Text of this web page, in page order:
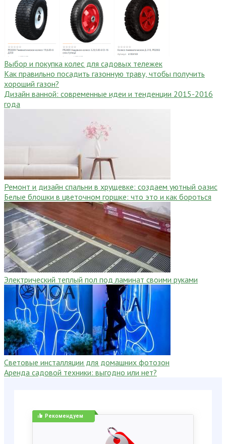
Выбор и покупка колес для садовых тележек
Как правильно посадить газонную траву, чтобы получить
хороший газон?
Дизайн ванной: современные идеи и тенденции 2015-2016
года
Ремонт и дизайн спальни в хрущевке: создаем уютный оазис
Белые блошки в цветочном горшке: что это и как бороться
Электрический теплый пол под ламинат своими руками
Световые инсталляции для домашних фотозон
Аренда садовой техники: выгодно или нет?